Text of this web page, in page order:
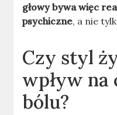
głowy bywa więc
psychiczne, a nie
Czy styl
wpływ
bólu?